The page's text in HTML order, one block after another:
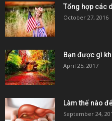
Tổng hợp các
October 27, 2016
Bạn được gì
April 25, 2017
Làm thế nào
September 24,